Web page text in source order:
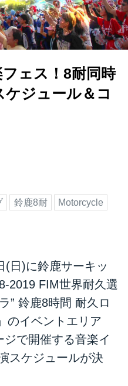
ェス！8耐同時
ケジュール＆コ
鈴鹿8耐
Motorcycle
(日)に鈴鹿サーキッ
2019 FIM世界耐久選
” 鈴鹿8時間 耐久ロ
のイベントエリア
ジで開催する音楽イ
スケジュールが決